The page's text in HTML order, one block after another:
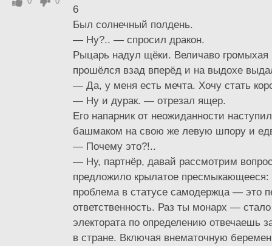
6
Был солнечный полдень.
— Ну?.. — спросил дракон.
Рыцарь надул щёки. Величаво громыхая
прошёлся взад вперёд и на выдохе
— Да, у меня есть мечта. Хочу стать
— Ну и дурак. — отрезал ящер.
Его напарник от неожиданности
башмаком на свою же левую шпору и
— Почему это?!..
— Ну, партнёр, давай рассмотрим
предложило крылатое
проблема в статусе самодержца — это
ответственность. Раз ты монарх —
электората по определению отвечаешь
в стране. Включая внематочную